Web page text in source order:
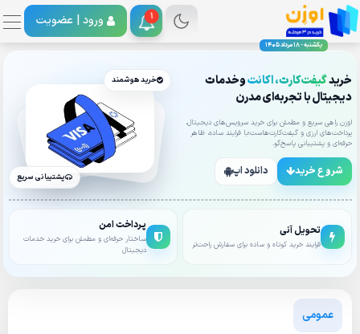
یکشنبه - 18 مرداد 1405
1 ورود | عضویت
خریدگیفت‌کارت، اکانتوخدمات
دیجیتال با تجربه‌ای مدرن
اوزن راهی سریع و مطمئن برای خرید سرویس‌های دیجیتال،
پرداخت‌های ارزی و گیفت‌کارت‌هاست؛با فرایند ساده، ظاهر
حرفه‌ای و پشتیبانی پاسخ‌گو.
شروع خرید دانلود اپ
خرید هوشمند
پشتیبانی سریع
تحویل آنی
فرایند خرید کوتاه و ساده برای سفارش راحت‌تر
پرداخت امن
ساختار حرفه‌ای و مطمئن برای خرید خدمات
دیجیتال
عمومی